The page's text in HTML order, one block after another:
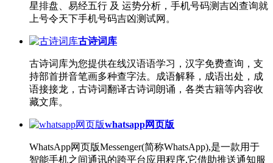
星排盘、易经五行 及 运势分析，手机号码测吉凶查询就
上号令天下手机号码吉凶测试网。
古诗词库
古诗词库为您提供在线汉语语学习，汉字免费查询，支
持部首拼音笔画多种查字法。成语解释，成语出处，成
语接接龙，古诗词翻译古诗词朗诵，各类古籍等内容收
藏文库。
whatsapp网页版
WhatsApp网页版Messenger(简称WhatsApp),是一款用于
智能手机之间通讯的跨平台应用程序,它借助推送通知服